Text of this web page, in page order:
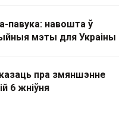
павука: навошта ў
мэты для Украіны
пра змяншэнне
6 жніўня